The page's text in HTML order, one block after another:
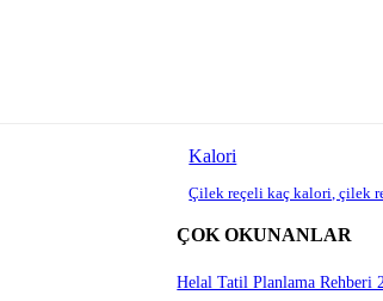
Kalori
Çilek reçeli kaç kalori, çilek
ÇOK OKUNANLAR
Helal Tatil Planlama Rehberi